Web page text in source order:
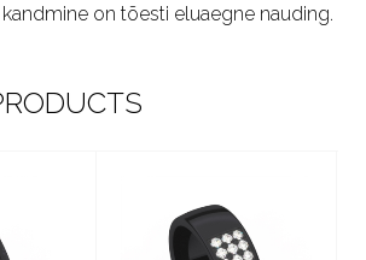
on tõesti eluaegne nauding.